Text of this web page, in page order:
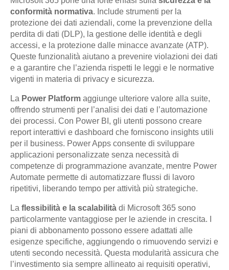
conformità normativa. Include strumenti per la
protezione dei dati aziendali, come la prevenzione della
perdita di dati (DLP), la gestione delle identità e degli
accessi, e la protezione dalle minacce avanzate (ATP).
Queste funzionalità aiutano a prevenire violazioni dei dati
e a garantire che l’azienda rispetti le leggi e le normative
vigenti in materia di privacy e sicurezza.
La Power Platform aggiunge ulteriore valore alla suite,
offrendo strumenti per l’analisi dei dati e l’automazione
dei processi. Con Power BI, gli utenti possono creare
report interattivi e dashboard che forniscono insights utili
per il business. Power Apps consente di sviluppare
applicazioni personalizzate senza necessità di
competenze di programmazione avanzate, mentre Power
Automate permette di automatizzare flussi di lavoro
ripetitivi, liberando tempo per attività più strategiche.
La flessibilità e la scalabilità di Microsoft 365 sono
particolarmente vantaggiose per le aziende in crescita. I
piani di abbonamento possono essere adattati alle
esigenze specifiche, aggiungendo o rimuovendo servizi e
utenti secondo necessità. Questa modularità assicura che
l’investimento sia sempre allineato ai requisiti operativi,